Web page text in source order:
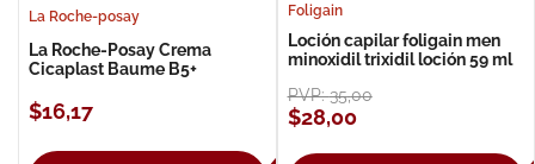
La Roche-posay
La Roche-Posay Crema
Cicaplast Baume B5+
$16,17
Foligain
Loción capilar foligain men
minoxidil trixidil loción 59 ml
PVP:35,00
$28,00